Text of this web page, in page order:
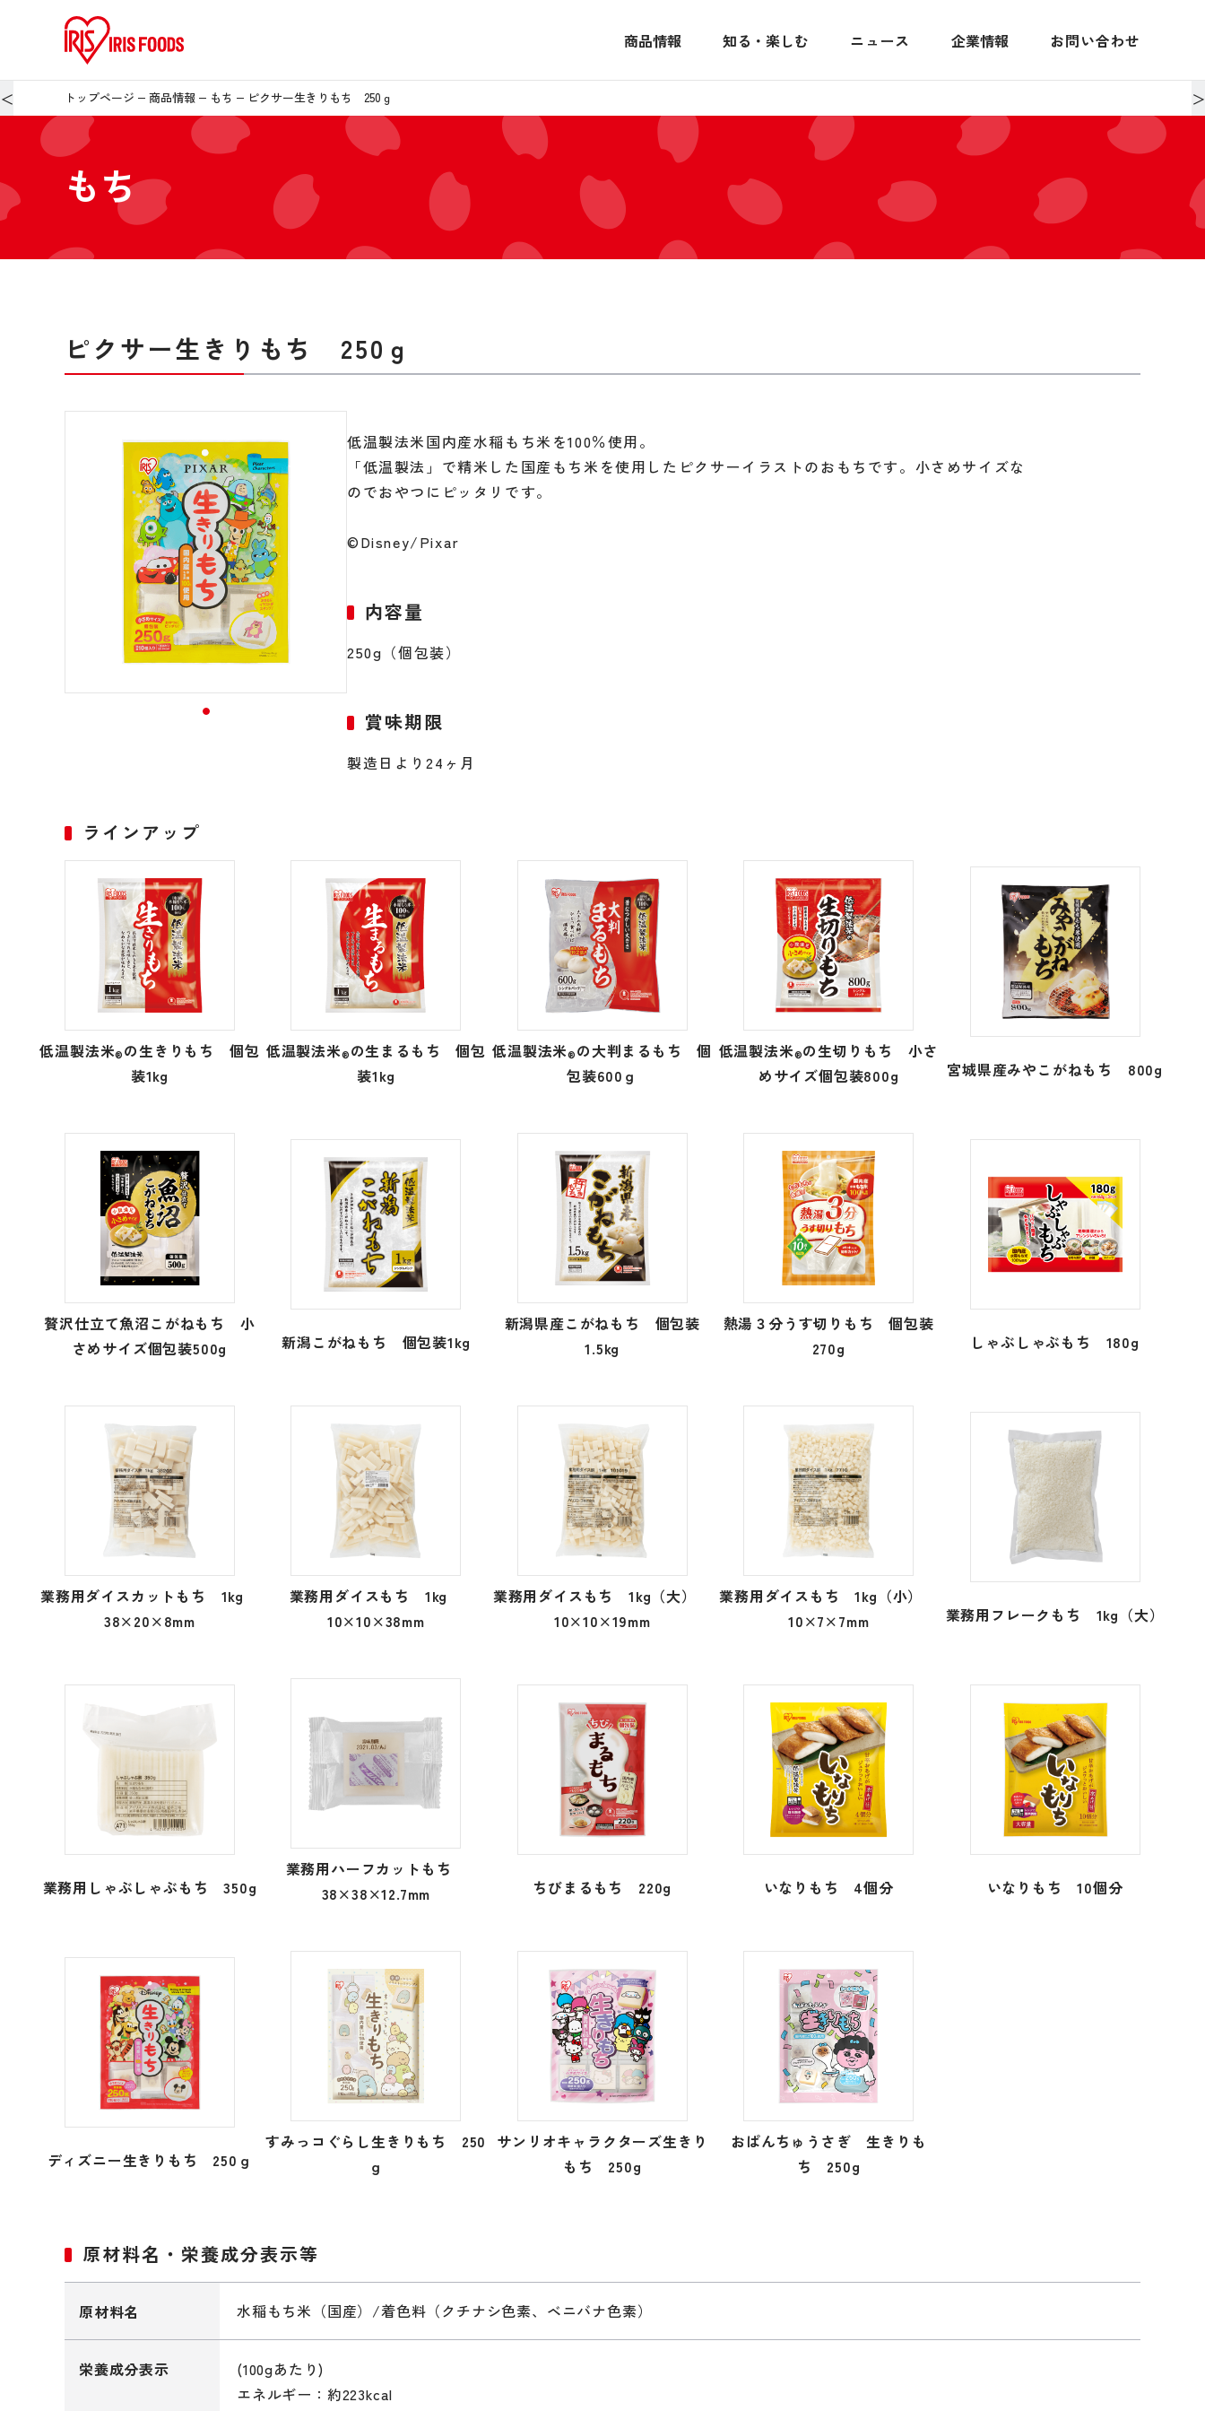
商品情報 知る・楽しむ ニュース 企業情報 お問い合わせ
＜ トップページ 商品情報 もち ピクサー生きりもち 250ｇ
もち
ピクサー生きりもち 250ｇ
低温製法米国内産水稲もち米を100％使用。
「低温製法」で精米した国産もち米を使用したピクサーイラストのおもちです。小さめサイズな
のでおやつにピッタリです。
©Disney/Pixar
内容量
250g（個包装）
賞味期限
製造日より24ヶ月
ラインアップ
低温製法米®の生きりもち 個包
装1kg
低温製法米®の生まるもち 個包
装1kg
低温製法米®の大判まるもち 個
包装600ｇ
低温製法米®の生切りもち 小さ
めサイズ個包装800g
宮城県産みやこがねもち 800g
贅沢仕立て魚沼こがねもち 小
さめサイズ個包装500g
新潟こがねもち 個包装1kg
新潟県産こがねもち 個包装
1.5kg
熱湯３分うす切りもち 個包装
270g
しゃぶしゃぶもち 180g
業務用ダイスカットもち 1kg
38×20×8mm
業務用ダイスもち 1kg
10×10×38mm
業務用ダイスもち 1kg（大）
10×10×19mm
業務用ダイスもち 1kg（小）
10×7×7mm
業務用フレークもち 1kg（大）
業務用しゃぶしゃぶもち 350g
業務用ハーフカットもち
38×38×12.7mm
ちびまるもち 220g いなりもち 4個分 いなりもち 10個分
ディズニー生きりもち 250ｇ
すみっコぐらし生きりもち 250
ｇ
サンリオキャラクターズ生きり
もち 250g
おぱんちゅうさぎ 生きりも
ち 250g
原材料名・栄養成分表示等
原材料名 水稲もち米（国産）/着色料（クチナシ色素、ベニバナ色素）
栄養成分表示
(100gあたり)
エネルギー：約223kcal